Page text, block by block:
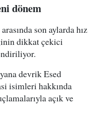
dönem
son aylarda hız
dikkat çekici
devrik Esed
isimleri hakkında
açık ve